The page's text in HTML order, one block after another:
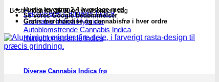
Feminiseret Cannabis Indica
Cannabis Indica Hybrider
Autoblomstrende Cannabis Indica
Hurtigblomstrende Indica
Diverse Cannabis Indica frø
Bestil indenkl. 16.00og vi afsender i dag
Hurtig levering 2-4 hverdage med
Se vores Google bedømmelser
Gratis merchandise og cannabisfrø i hver ordre